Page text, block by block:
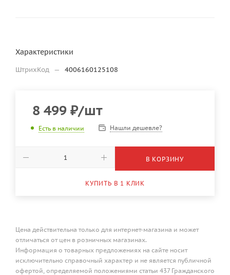
Характеристики
ШтрихКод — 4006160125108
8 499 ₽/шт
Есть в наличии Нашли дешевле?
В КОРЗИНУ
КУПИТЬ В 1 КЛИК
Цена действительна только для интернет-магазина и может
отличаться от цен в розничных магазинах.
Информация о товарных предложениях на сайте носит
исключительно справочный характер и не является публичной
офертой, определяемой положениями статьи 437 Гражданского